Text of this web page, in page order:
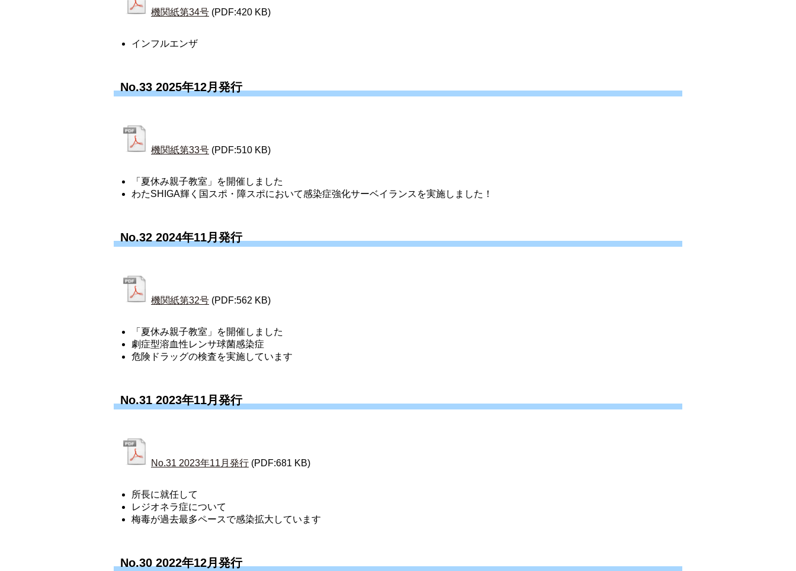
機関紙第34号 (PDF:420 KB)
インフルエンザ
No.33 2025年12月発行
機関紙第33号 (PDF:510 KB)
「夏休み親子教室」を開催しました
わたSHIGA輝く国スポ・障スポにおいて感染症強化サーベイランスを実施しました！
No.32 2024年11月発行
機関紙第32号 (PDF:562 KB)
「夏休み親子教室」を開催しました
劇症型溶血性レンサ球菌感染症
危険ドラッグの検査を実施しています
No.31 2023年11月発行
No.31 2023年11月発行 (PDF:681 KB)
所長に就任して
レジオネラ症について
梅毒が過去最多ペースで感染拡大しています
No.30 2022年12月発行